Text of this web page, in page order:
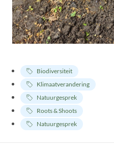
Biodiversiteit
Klimaatverandering
Natuurgesprek
Roots & Shoots
Natuurgesprek